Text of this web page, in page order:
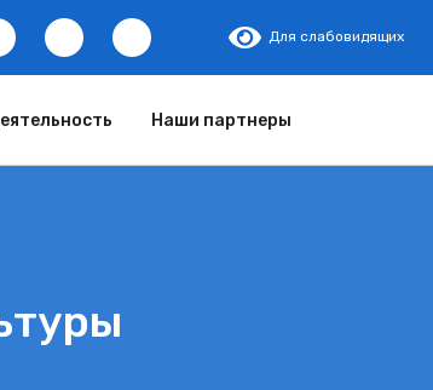
Для слабовидящих
Наши партнеры